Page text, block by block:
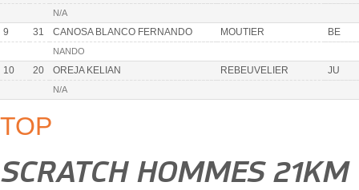
N/A
9 31 CANOSA BLANCO FERNANDO MOUTIER BE
NANDO
10 20 OREJA KELIAN REBEUVELIER JU
N/A
TOP
SCRATCH HOMMES 21KM